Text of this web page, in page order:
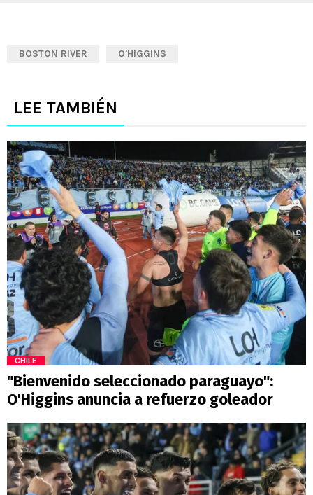
BOSTON RIVER O'HIGGINS
LEE TAMBIÉN
CHILE
"Bienvenido seleccionado paraguayo":
O'Higgins anuncia a refuerzo goleador